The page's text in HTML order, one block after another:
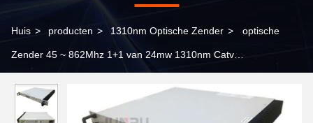
Huis > producten > 1310nm Optische Zender > optische
Zender 45 ~ 862Mhz 1+1 van 24mw 1310nm Catv